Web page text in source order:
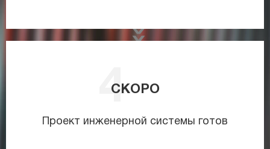
СКОРО
Проект инженерной системы готов